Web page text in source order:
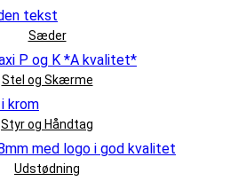
Sæder
Stel og Skærme
Styr og Håndtag
Udstødning